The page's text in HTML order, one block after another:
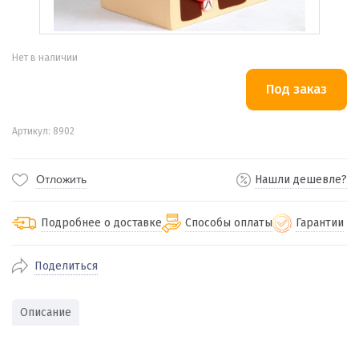
Нет в наличии
Артикул: 8902
Отложить Нашли дешевле?
Подробнее о доставке
По Екатеринбургу бесплатная
Способы оплаты Гарантии
Поделиться
Описание